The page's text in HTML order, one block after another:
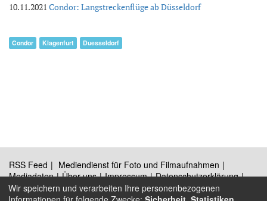
10.11.2021 Condor: Langstreckenflüge ab Düsseldorf
Condor Klagenfurt Duesseldorf
RSS Feed
Mediendienst für Foto und Filmaufnahmen
Mediadaten
Über uns Impressum
Datenschutzerklärung
Kontakt
Wir speichern und verarbeiten Ihre personenbezogenen